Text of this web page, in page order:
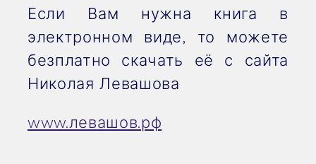
Если Вам нужна книга в
электронном виде, то можете
безплатно
скачать её с сайта
Николая Левашова
www.левашов.рф